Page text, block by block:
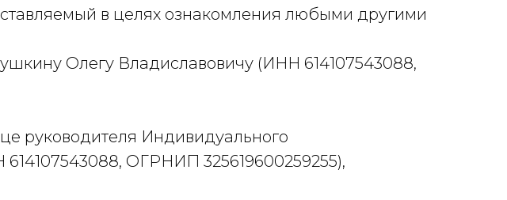
в целях ознакомления любыми другими
Олегу Владиславовичу (ИНН 614107543088,
руководителя Индивидуального
ОГРНИП 325619600259255),